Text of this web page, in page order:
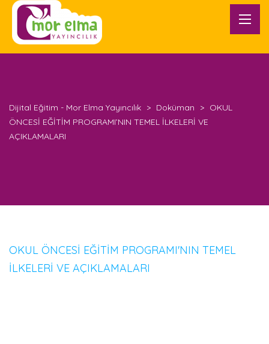
Dijital Eğitim - Mor Elma Yayıncılık > Doküman > OKUL
ÖNCESİ EĞİTİM PROGRAMI’NIN TEMEL İLKELERİ VE
AÇIKLAMALARI
OKUL ÖNCESİ EĞİTİM PROGRAMI'NIN TEMEL
İLKELERİ VE AÇIKLAMALARI